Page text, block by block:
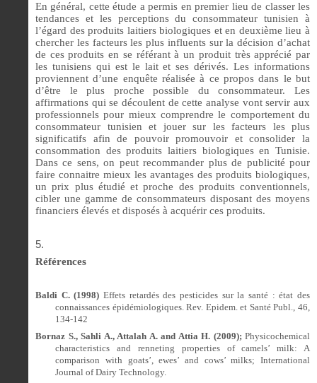
En général, cette étude a permis en premier lieu de classer les
tendances et les perceptions du consommateur tunisien à
l’égard des produits laitiers biologiques et en deuxième lieu à
chercher les facteurs les plus influents sur la décision d’achat
de ces produits en se référant à un produit très apprécié par
les tunisiens qui est le lait et ses dérivés. Les informations
proviennent d’une enquête réalisée à ce propos dans le but
d’être le plus proche possible du consommateur. Les
affirmations qui se découlent de cette analyse vont servir aux
professionnels pour mieux comprendre le comportement du
consommateur tunisien et jouer sur les facteurs les plus
significatifs afin de pouvoir promouvoir et consolider la
consommation des produits laitiers biologiques en Tunisie.
Dans ce sens, on peut recommander plus de publicité pour
faire connaitre mieux les avantages des produits biologiques,
un prix plus étudié et proche des produits conventionnels,
cibler une gamme de consommateurs disposant des moyens
financiers élevés et disposés à acquérir ces produits.
Références
Baldi C. (1998) Effets retardés des pesticides sur la santé : état des
connaissances épidémiologiques. Rev. Epidem. et Santé Publ., 46,
134-142
Bornaz S., Sahli A., Attalah A. and Attia H. (2009); Physicochemical
characteristics and renneting properties of camels’ milk: A
comparison with goats’, ewes’ and cows’ milks; International
Journal of Dairy Technology.